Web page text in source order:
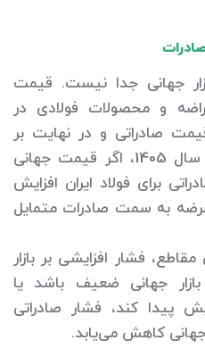
بازار جهانی جدا نیست. قیمت
و محصولات فولادی در
صادراتی و در نهایت بر
قیمت داخلی اثر بگذارد. در سال 1405، اگر قیمت جهانی
برای فولاد ایران افزایش
به سمت صادرات متمایل
فشار افزایشی بر بازار
جهانی ضعیف باشد یا
پیدا کند، فشار صادراتی
جهانی کاهش می‌یابد.